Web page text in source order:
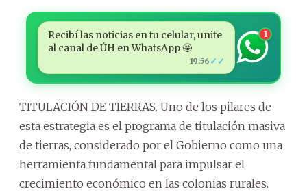
Recibí las noticias en tu celular, unite
al canal de ÚH en WhatsApp 🤩
19:56 ✓✓
1
TITULACIÓN DE TIERRAS. Uno de los pilares de
esta estrategia es el programa de titulación masiva
de tierras, considerado por el Gobierno como una
herramienta fundamental para impulsar el
crecimiento económico en las colonias rurales.